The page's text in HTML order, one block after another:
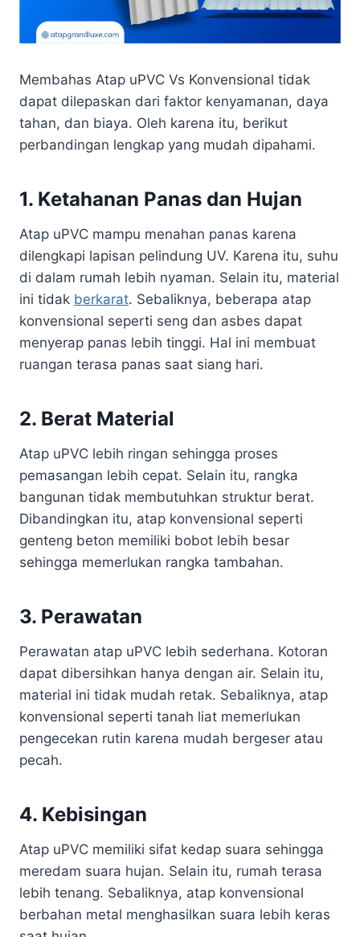
Membahas Atap uPVC Vs Konvensional tidak
dapat dilepaskan dari faktor kenyamanan, daya
tahan, dan biaya. Oleh karena itu, berikut
perbandingan lengkap yang mudah dipahami.
1. Ketahanan Panas dan Hujan
Atap uPVC mampu menahan panas karena
dilengkapi lapisan pelindung UV. Karena itu, suhu
di dalam rumah lebih nyaman. Selain itu, material
ini tidak berkarat. Sebaliknya, beberapa atap
konvensional seperti seng dan asbes dapat
menyerap panas lebih tinggi. Hal ini membuat
ruangan terasa panas saat siang hari.
2. Berat Material
Atap uPVC lebih ringan sehingga proses
pemasangan lebih cepat. Selain itu, rangka
bangunan tidak membutuhkan struktur berat.
Dibandingkan itu, atap konvensional seperti
genteng beton memiliki bobot lebih besar
sehingga memerlukan rangka tambahan.
3. Perawatan
Perawatan atap uPVC lebih sederhana. Kotoran
dapat dibersihkan hanya dengan air. Selain itu,
material ini tidak mudah retak. Sebaliknya, atap
konvensional seperti tanah liat memerlukan
pengecekan rutin karena mudah bergeser atau
pecah.
4. Kebisingan
Atap uPVC memiliki sifat kedap suara sehingga
meredam suara hujan. Selain itu, rumah terasa
lebih tenang. Sebaliknya, atap konvensional
berbahan metal menghasilkan suara lebih keras